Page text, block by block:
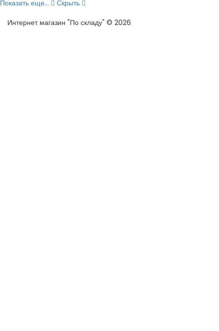
Показать еще...
Скрыть
Интернет магазин "По складу" © 2026